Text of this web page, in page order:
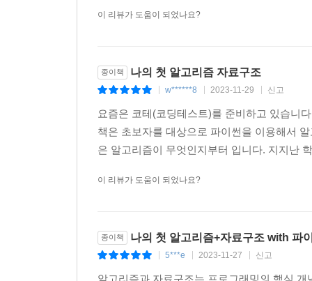
이 리뷰가 도움이 되었나요?
종이책 나의 첫 알고리즘 자료구조
w******8 2023-11-29 신고
요즘은 코테(코딩테스트)를 준비하고 있습니
책은 초보자를 대상으로 파이썬을 이용해서
은 알고리즘이 무엇인지부터 입니다. 지지난
이 리뷰가 도움이 되었나요?
종이책 나의 첫 알고리즘+자료구조 with 파
5***e 2023-11-27 신고